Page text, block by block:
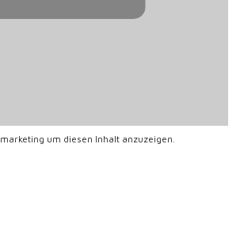
marketing um diesen Inhalt anzuzeigen.